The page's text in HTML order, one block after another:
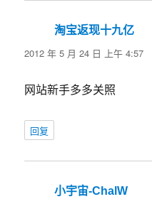
淘宝返现十九亿
道：
2012 年 5 月 24 日 上午 4:57
网站新手多多关照
回复
小宇宙-ChalW